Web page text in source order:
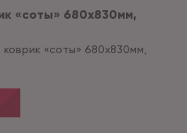
«соты» 680х830мм,
«соты» 680х830мм,